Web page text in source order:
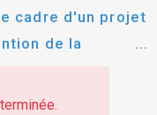
cadre d'un projet
de la